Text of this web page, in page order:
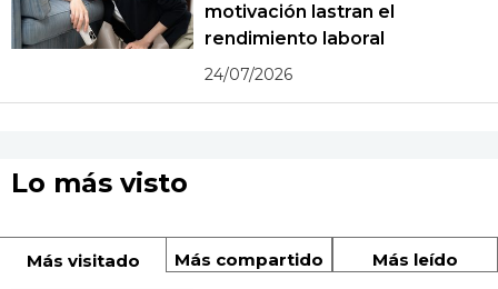
motivación lastran el
rendimiento laboral
24/07/2026
Lo más visto
Más visitado Más compartido Más leído